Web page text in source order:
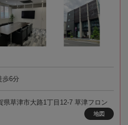
歩6分
県草津市大路1丁目12-7 草津フロン
地図